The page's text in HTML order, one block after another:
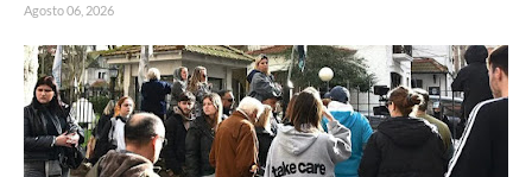
Agosto 06, 2026